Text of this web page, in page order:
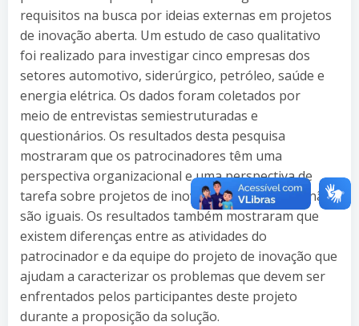
requisitos na busca por ideias externas em projetos
de inovação aberta. Um estudo de caso qualitativo
foi realizado para investigar cinco empresas dos
setores automotivo, siderúrgico, petróleo, saúde e
energia elétrica. Os dados foram coletados por
meio de entrevistas semiestruturadas e
questionários. Os resultados desta pesquisa
mostraram que os patrocinadores têm uma
perspectiva organizacional e uma perspectiva de
tarefa sobre projetos de inovação aberta e elas não
são iguais. Os resultados também mostraram que
existem diferenças entre as atividades do
patrocinador e da equipe do projeto de inovação que
ajudam a caracterizar os problemas que devem ser
enfrentados pelos participantes deste projeto
durante a proposição da solução.